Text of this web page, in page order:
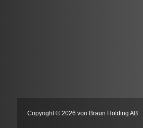
Copyright © 2026 von Braun Holding AB